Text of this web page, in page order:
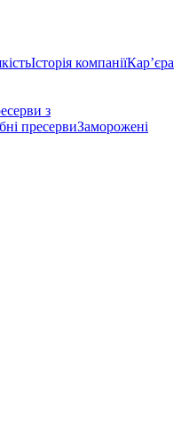
Історія компаніїКар’єра
з
пресервиЗаморожені